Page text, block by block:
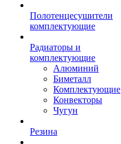
Полотенцесушители
комплектующие
Радиаторы и
комплектующие
Алюминий
Биметалл
Комплектующие
Конвекторы
Чугун
Резина